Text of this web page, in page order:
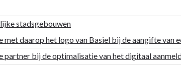
stadsgebouwen
met daarop het logo van Basiel bij de aangifte van
partner bij de optimalisatie van het digitaal